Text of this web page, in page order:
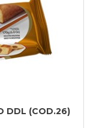
DDL (COD.26)